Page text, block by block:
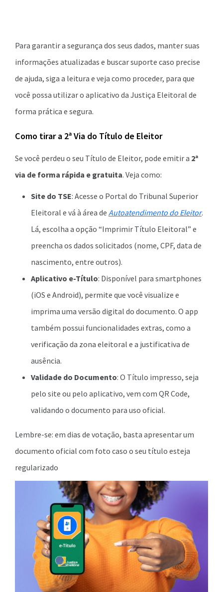
Para garantir a segurança dos seus dados, manter suas
informações atualizadas e buscar suporte caso precise
de ajuda, siga a leitura e veja como proceder, para que
você possa utilizar o aplicativo da Justiça Eleitoral de
forma prática e segura.
Como tirar a 2ª Via do Título de Eleitor
Se você perdeu o seu Título de Eleitor, pode emitir a 2ª
via de forma rápida e gratuita. Veja como:
Site do TSE: Acesse o Portal do Tribunal Superior
Eleitoral e vá à área de Autoatendimento do Eleitor.
Lá, escolha a opção “Imprimir Título Eleitoral” e
preencha os dados solicitados (nome, CPF, data de
nascimento, entre outros).
Aplicativo e-Título: Disponível para smartphones
(iOS e Android), permite que você visualize e
imprima uma versão digital do documento. O app
também possui funcionalidades extras, como a
verificação da zona eleitoral e a justificativa de
ausência.
Validade do Documento: O Título impresso, seja
pelo site ou pelo aplicativo, vem com QR Code,
validando o documento para uso oficial.
Lembre-se: em dias de votação, basta apresentar um
documento oficial com foto caso o seu título esteja
regularizado